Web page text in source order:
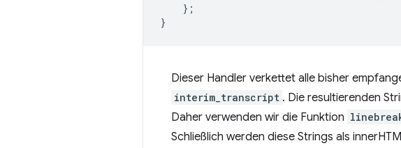
};
}
Dieser Handler verkettet alle bisher
interim_transcript . Die resultierenden
Daher verwenden wir die Funktion
Schließlich werden diese Strings als